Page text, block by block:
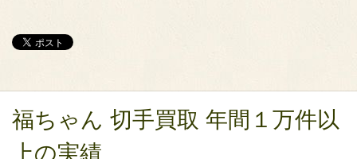
福ちゃん 切手買取 年間１万件以
上の実績